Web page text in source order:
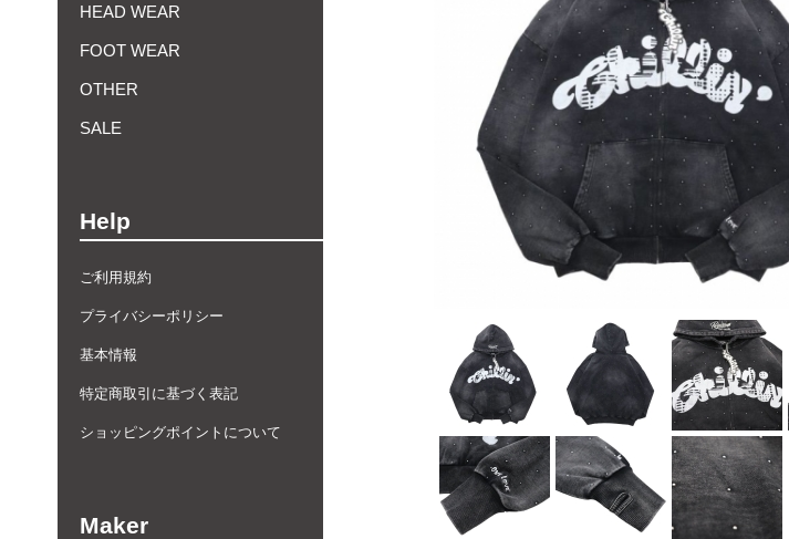
HEAD WEAR
FOOT WEAR
OTHER
SALE
Help
ご利用規約
プライバシーポリシー
基本情報
特定商取引に基づく表記
ショッピングポイントについて
Maker